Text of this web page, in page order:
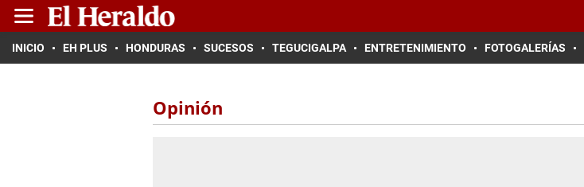
INICIO EH PLUS HONDURAS SUCESOS TEGUCIGALPA ENTRETENIMIENTO FOTOGALERÍAS
Opinión